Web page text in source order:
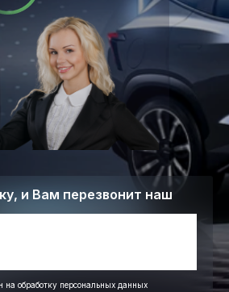
и Вам перезвонит наш
на обработку персональных данных